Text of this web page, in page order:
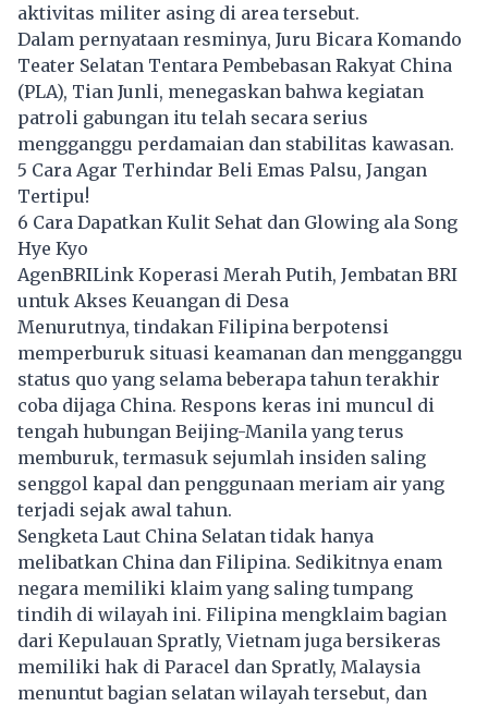
aktivitas militer asing di area tersebut.
Dalam pernyataan resminya, Juru Bicara Komando
Teater Selatan Tentara Pembebasan Rakyat China
(PLA), Tian Junli, menegaskan bahwa kegiatan
patroli gabungan itu telah secara serius
mengganggu perdamaian dan stabilitas kawasan.
5 Cara Agar Terhindar Beli Emas Palsu, Jangan
Tertipu!
6 Cara Dapatkan Kulit Sehat dan Glowing ala Song
Hye Kyo
AgenBRILink Koperasi Merah Putih, Jembatan BRI
untuk Akses Keuangan di Desa
Menurutnya, tindakan Filipina berpotensi
memperburuk situasi keamanan dan mengganggu
status quo yang selama beberapa tahun terakhir
coba dijaga China. Respons keras ini muncul di
tengah hubungan Beijing-Manila yang terus
memburuk, termasuk sejumlah insiden saling
senggol kapal dan penggunaan meriam air yang
terjadi sejak awal tahun.
Sengketa Laut China Selatan tidak hanya
melibatkan China dan Filipina. Sedikitnya enam
negara memiliki klaim yang saling tumpang
tindih di wilayah ini. Filipina mengklaim bagian
dari Kepulauan Spratly, Vietnam juga bersikeras
memiliki hak di Paracel dan Spratly, Malaysia
menuntut bagian selatan wilayah tersebut, dan